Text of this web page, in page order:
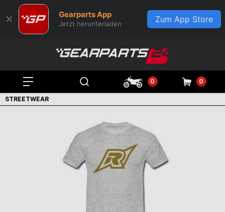
✕ Gearparts App
Jetzt herunterladen Zum App Store
0 0
STREETWEAR